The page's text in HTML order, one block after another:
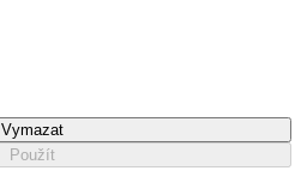
Vymazat
Použít